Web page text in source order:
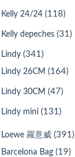
Kelly 24/24 (118)
Kelly depeches (31)
Lindy (341)
Lindy 26CM (164)
Lindy 30CM (47)
Lindy mini (131)
Loewe 羅意威 (391)
Barcelona Bag (19)